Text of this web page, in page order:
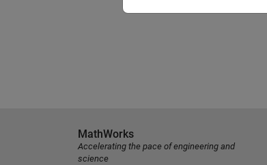
MathWorks
Accelerating the pace of engineering and
science